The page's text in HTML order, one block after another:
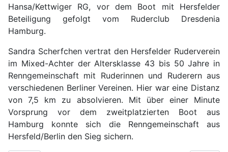
Hansa/Kettwiger RG, vor dem Boot mit Hersfelder
Beteiligung gefolgt vom Ruderclub Dresdenia
Hamburg.
Sandra Scherfchen vertrat den Hersfelder Ruderverein
im Mixed-Achter der Altersklasse 43 bis 50 Jahre in
Renngemeinschaft mit Ruderinnen und Ruderern aus
verschiedenen Berliner Vereinen. Hier war eine Distanz
von 7,5 km zu absolvieren. Mit über einer Minute
Vorsprung vor dem zweitplatzierten Boot aus
Hamburg konnte sich die Renngemeinschaft aus
Hersfeld/Berlin den Sieg sichern.